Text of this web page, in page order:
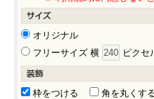
オリジナル
フリーサイズ 横
ピクセ
枠をつける 角を丸くす